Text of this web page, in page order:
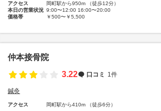
アクセス
岡町駅から950m （徒歩12分）
本日の営業状況 9:00〜12:00 16:00〜20:00
価格帯
￥500〜￥5,500
仲本接骨院
3.22
口コミ 1件
鍼灸
アクセス 岡町駅から410m （徒歩6分）